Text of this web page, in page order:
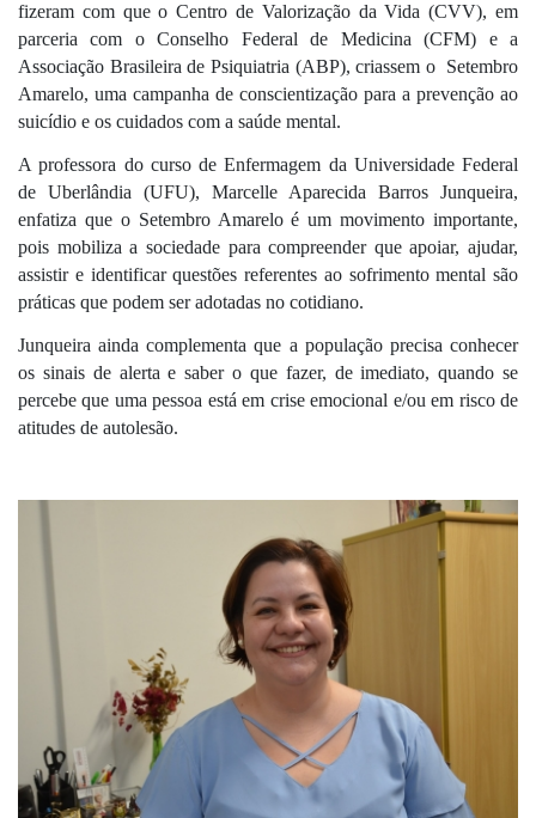
fizeram com que o Centro de Valorização da Vida (CVV), em
parceria com o Conselho Federal de Medicina (CFM) e a
Associação Brasileira de Psiquiatria (ABP), criassem o Setembro
Amarelo, uma campanha de conscientização para a prevenção ao
suicídio e os cuidados com a saúde mental.
A professora do curso de Enfermagem da Universidade Federal
de Uberlândia (UFU), Marcelle Aparecida Barros Junqueira,
enfatiza que o Setembro Amarelo é um movimento importante,
pois mobiliza a sociedade para compreender que apoiar, ajudar,
assistir e identificar questões referentes ao sofrimento mental são
práticas que podem ser adotadas no cotidiano.
Junqueira ainda complementa que a população precisa conhecer
os sinais de alerta e saber o que fazer, de imediato, quando se
percebe que uma pessoa está em crise emocional e/ou em risco de
atitudes de autolesão.